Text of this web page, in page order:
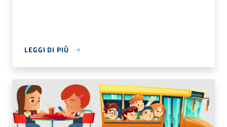
LEGGI DI PIÙ